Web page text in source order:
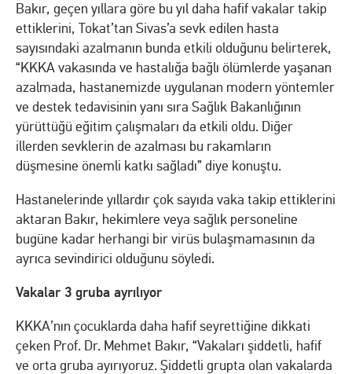
Bakır, geçen yıllara göre bu yıl daha hafif vakalar takip
ettiklerini, Tokat’tan Sivas’a sevk edilen hasta
sayısındaki azalmanın bunda etkili olduğunu belirterek,
“KKKA vakasında ve hastalığa bağlı ölümlerde yaşanan
azalmada, hastanemizde uygulanan modern yöntemler
ve destek tedavisinin yanı sıra Sağlık Bakanlığının
yürüttüğü eğitim çalışmaları da etkili oldu. Diğer
illerden sevklerin de azalması bu rakamların
düşmesine önemli katkı sağladı” diye konuştu.
Hastanelerinde yıllardır çok sayıda vaka takip ettiklerini
aktaran Bakır, hekimlere veya sağlık personeline
bugüne kadar herhangi bir virüs bulaşmamasının da
ayrıca sevindirici olduğunu söyledi.
Vakalar 3 gruba ayrılıyor
KKKA’nın çocuklarda daha hafif seyrettiğine dikkati
çeken Prof. Dr. Mehmet Bakır, “Vakaları şiddetli, hafif
ve orta gruba ayırıyoruz. Şiddetli grupta olan vakalarda